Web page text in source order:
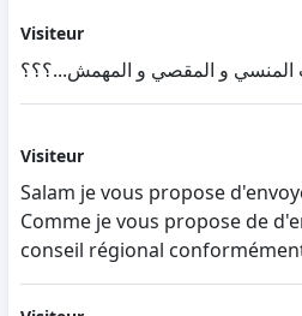
Visiteur
المنسي و المقصي و المهمش...؟؟؟
Visiteur
Salam je vous propose
Comme je vous propose de
conseil régional